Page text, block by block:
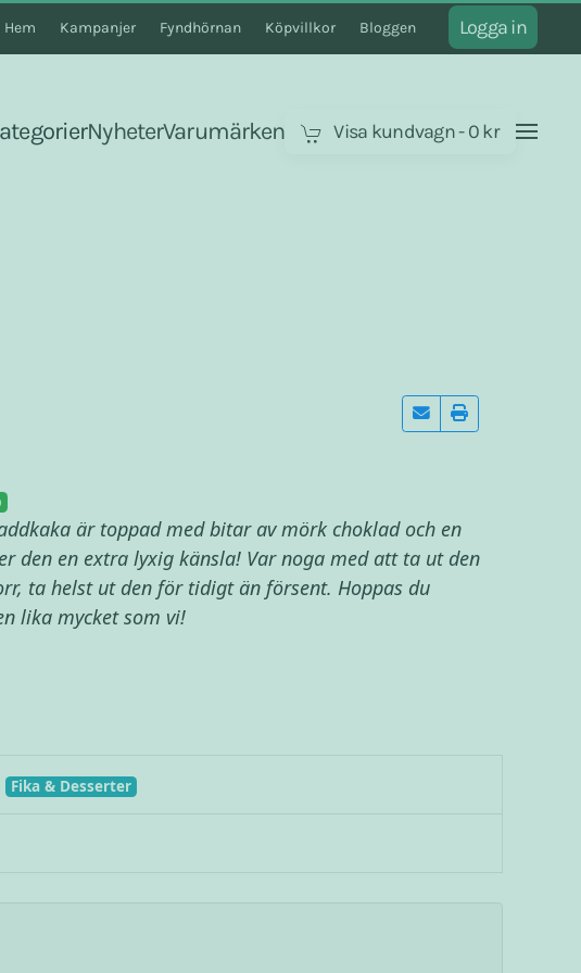
Hem Kampanjer Fyndhörnan Köpvillkor Bloggen Logga in
NyheterVarumärken Visa kundvagn-0 kr
är toppad med bitar av mörk choklad och en
den en extra lyxig känsla! Var noga med att ta ut den
ta helst ut den för tidigt än försent. Hoppas du
lika mycket som vi!
Fika & Desserter